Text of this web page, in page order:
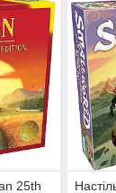
25th